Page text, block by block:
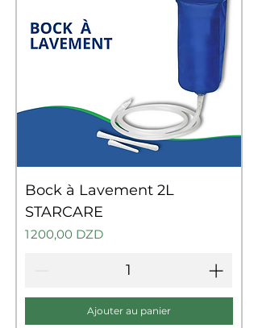
Bock à Lavement 2L
STARCARE
Prix
1 200,00 DZD
Ajouter au panier